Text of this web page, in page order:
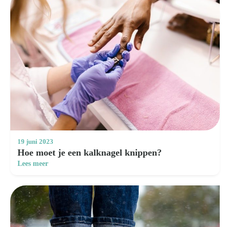
19 juni 2023
Hoe moet je een kalknagel knippen?
Lees meer